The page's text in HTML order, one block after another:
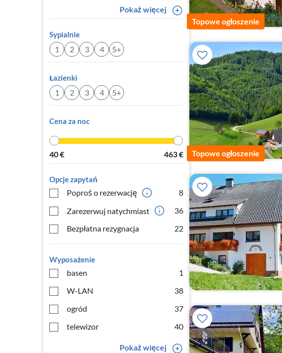
Pokaż więcej
Sypialnie
1 2 3 4 5+
Łazienki
1 2 3 4 5+
Cena za noc
40€ 463€
Opcje zapytań
Poproś o rezerwację
8
Zarezerwuj natychmiast
36
Bezpłatna rezygnacja
22
Wyposażenie
basen
1
W-LAN
38
ogród
37
telewizor
40
Pokaż więcej
Topowe ogłoszenie
Topowe ogłoszenie